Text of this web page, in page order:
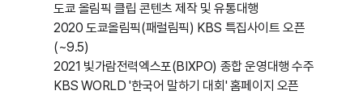
도쿄 올림픽 클립 콘텐츠 제작 및 유통대행
2020 도쿄올림픽(패럴림픽) KBS 특집사이트 오픈
(~9.5)
2021 빛가람전력엑스포(BIXPO) 종합 운영대행 수주
KBS WORLD '한국어 말하기 대회' 홈페이지 오픈